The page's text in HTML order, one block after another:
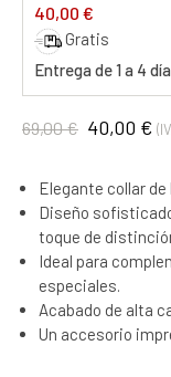
40,00 €
Gratis
Entrega de 1 a 4
69,00 € 40,00 €
Elegante collar
Diseño
toque de
Ideal para
especiales.
Acabado de alta
Un accesorio